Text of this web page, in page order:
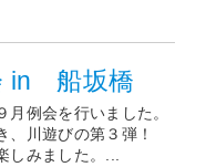
in 船坂橋
例会を行いました。
、川遊びの第３弾！
しみました。...